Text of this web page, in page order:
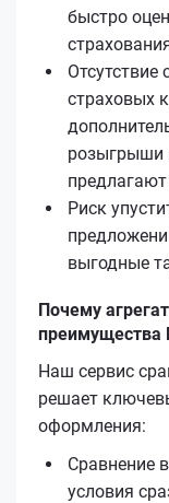
быстро
страховых
розыгрыши
Риск
выгодные
Почему
преимущества
Наш сервис
решает
оформления:
Сравнение
условия